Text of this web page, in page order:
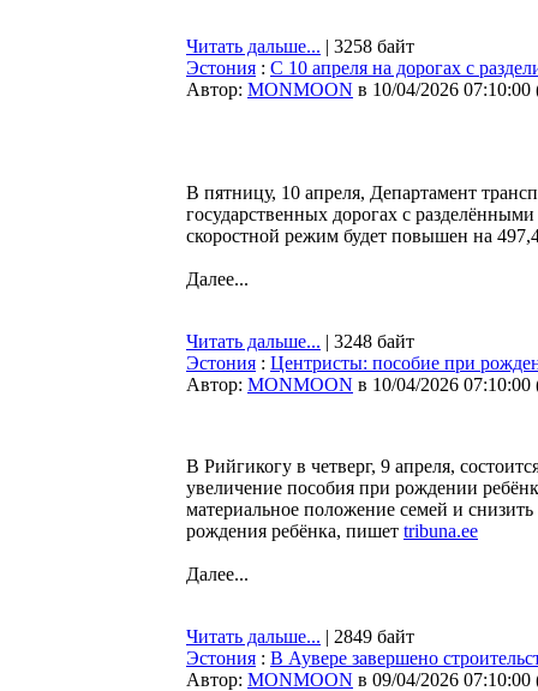
Читать дальше... | 3258 байт
Эстония : С 10 апреля на дорогах с
Автор: MONMOON в 10/04/2026 07:10:00
В пятницу, 10 апреля, Департамент
государственных дорогах с
скоростной режим будет повышен на
Далее...
Читать дальше... | 3248 байт
Эстония : Центристы: пособие при
Автор: MONMOON в 10/04/2026 07:10:00
В Рийгикогу в четверг, 9 апреля,
увеличение пособия при рождении
материальное положение семей и
рождения ребёнка, пишет tribuna.ee
Далее...
Читать дальше... | 2849 байт
Эстония : В Аувере завершено
Автор: MONMOON в 09/04/2026 07:10:00